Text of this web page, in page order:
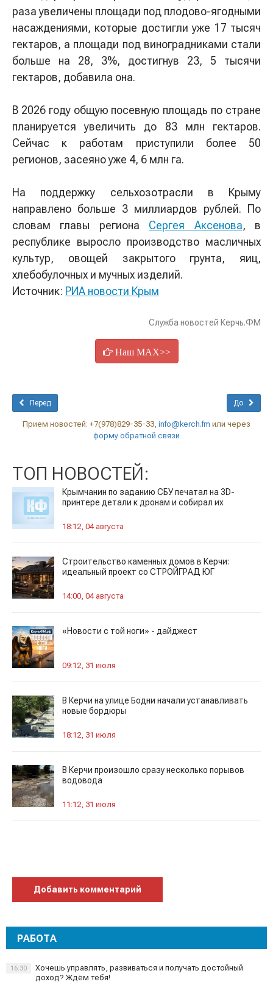
раза увеличены площади под плодово-ягодными
насаждениями, которые достигли уже 17 тысяч
гектаров, а площади под виноградниками стали
больше на 28, 3%, достигнув 23, 5 тысячи
гектаров, добавила она.
В 2026 году общую посевную площадь по стране
планируется увеличить до 83 млн гектаров.
Сейчас к работам приступили более 50
регионов, засеяно уже 4, 6 млн га.
На поддержку сельхозотрасли в Крыму
направлено больше 3 миллиардов рублей. По
словам главы региона Сергея Аксенова, в
республике выросло производство масличных
культур, овощей закрытого грунта, яиц,
хлебобулочных и мучных изделий.
Источник: РИА новости Крым
Служба новостей Керчь.ФМ
Наш MAX>>
Перед До
Прием новостей: +7(978)829-35-33, info@kerch.fm или через
форму обратной связи
ТОП НОВОСТЕЙ:
Крымчанин по заданию СБУ печатал на 3D-
принтере детали к дронам и собирал их
18:12, 04 августа
Строительство каменных домов в Керчи:
идеальный проект со СТРОЙГРАД ЮГ
14:00, 04 августа
«Новости с той ноги» - дайджест
09:12, 31 июля
В Керчи на улице Бодни начали устанавливать
новые бордюры
18:12, 31 июля
В Керчи произошло сразу несколько порывов
водовода
11:12, 31 июля
Добавить комментарий
РАБОТА
Хочешь управлять, развиваться и получать достойный
доход? Ждём тебя!
16:30